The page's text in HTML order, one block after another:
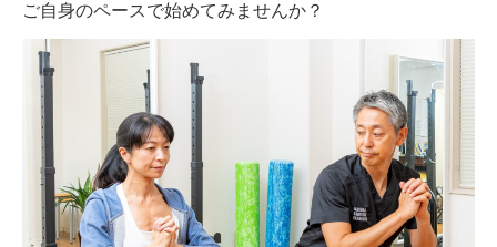
ご自身のペースで始めてみませんか？